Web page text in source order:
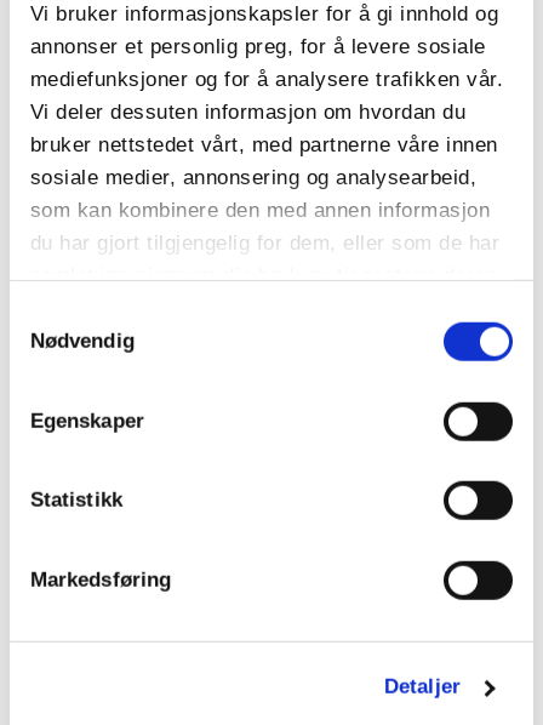
Vi bruker informasjonskapsler for å gi innhold og
annonser et personlig preg, for å levere sosiale
mediefunksjoner og for å analysere trafikken vår.
Vi deler dessuten informasjon om hvordan du
bruker nettstedet vårt, med partnerne våre innen
sosiale medier, annonsering og analysearbeid,
som kan kombinere den med annen informasjon
du har gjort tilgjengelig for dem, eller som de har
samlet inn gjennom din bruk av tjenestene deres.
Nødvendig
Egenskaper
Statistikk
Markedsføring
Detaljer